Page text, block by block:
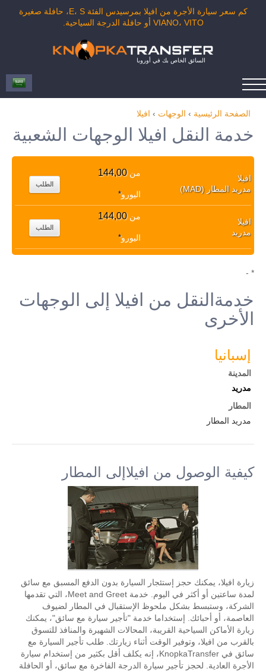
كم سعر سيارة الأجرة من افيلا بمرسيدس الفئة E، S، حافلة صغيرة
VIANO، VITO أو حافلة الدرجة السياحية.
السائق الخاص بك في أوروبا
الصفحة الرئيسية › الوجهات › افيلا
خدمة النقل افيلا الوجهات الشعبية
افيلا
مدريد المطار (MAD)
من144,00
اليورو*
الطلب
افيلا
مدريد
من144,00
اليورو*
الطلب
* -
خدمةالنقل من افيلا إلى الوجهات
الأخرى
إسبانيا
المدينة
مدريد
المطار
مدريد المطار
كيفية الوصول من افيلاإلى المطار
زيارة افيلا، يمكنك حجز إستئجار السيارة بدون الدفع المسبق مع سائق
لمدة ساعتين أو أكثر في اليوم. خدمة Meet and Greet، التي تقدمها
الشركة، وستبسط بشكل ملحوظ الإستقبال في المطار لضيوف
العاصمة، أو أحبائك. إستخداما خدمة "تأجير سيارة مع سائق"، يمكنك
زيارة الأماكن السياحية القريبة، المحالات الشهيرة والمنافذ للتسوق
بالقرب من افيلا، وتوفير الوقت أثناء زيارتك. طلب تأجير السيارة مع
سائق في KnopkaTransfer، إنه يكلف أقل بكثير من إستخدام سيارة
الأجرة العادية. لحجز تأجير سيارة الدرجة الفاخرة مع سائق، أو الحافلة